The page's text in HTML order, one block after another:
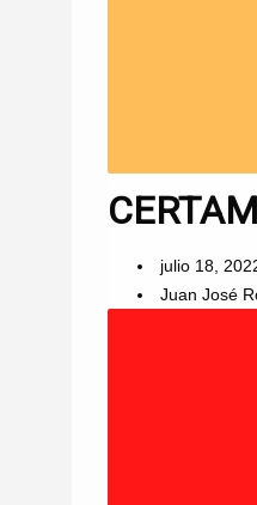
julio 18,
Juan José